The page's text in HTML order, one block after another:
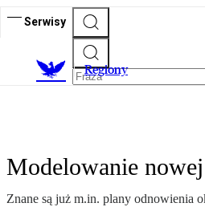
Serwisy
Regiony
Modelowanie
Znane są już m.in. plany odnowienia